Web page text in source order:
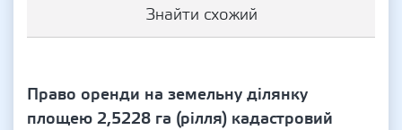
Знайти схожий
Право оренди на земельну ділянку
площею 2,5228 га (рілля) кадастровий